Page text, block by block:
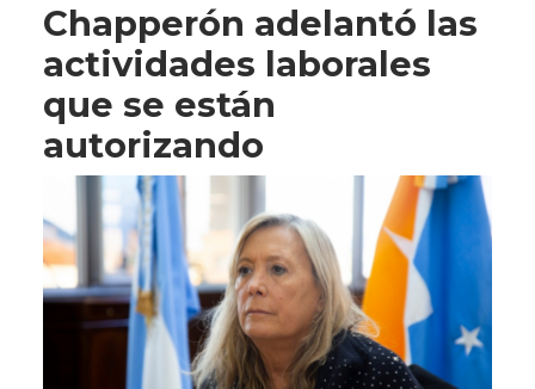
Chapperón adelantó las
actividades laborales
que se están
autorizando